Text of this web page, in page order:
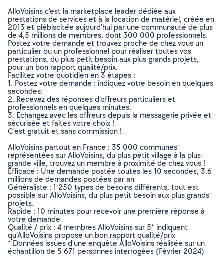
AlloVoisins c’est la marketplace leader dédiée aux
prestations de services et à la location de matériel, créée en
2013 et plébiscitée aujourd’hui par une communauté de plus
de 4,5 millions de membres, dont 300 000 professionnels.
Postez votre demande et trouvez proche de chez vous un
particulier ou un professionnel pour réaliser toutes vos
prestations, du plus petit besoin aux plus grands projets,
pour un bon rapport qualité/prix.
Facilitez votre quotidien en 3 étapes :
1. Postez votre demande : indiquez votre besoin en quelques
secondes.
2. Recevez des réponses d’offreurs particuliers et
professionnels en quelques minutes.
3. Echangez avec les offreurs depuis la messagerie privée et
sécurisée et faites votre choix !
C’est gratuit et sans commission !
AlloVoisins partout en France : 35 000 communes
représentées sur AlloVoisins, du plus petit village à la plus
grande ville, trouvez un membre à proximité de chez vous !
Efficace : Une demande postée toutes les 10 secondes, 3.6
millions de demandes postées par an
Généraliste : 1 250 types de besoins différents, tout est
possible sur AlloVoisins, du plus petit besoin aux plus grands
projets.
Rapide : 10 minutes pour recevoir une première réponse à
votre demande
Qualité / prix : 4 membres AlloVoisins sur 5* indiquent
qu’AlloVoisins propose un bon rapport qualité/prix
* Données issues d’une enquête AlloVoisins réalisée sur un
échantillon de 5 671 personnes interrogées (Février 2024)